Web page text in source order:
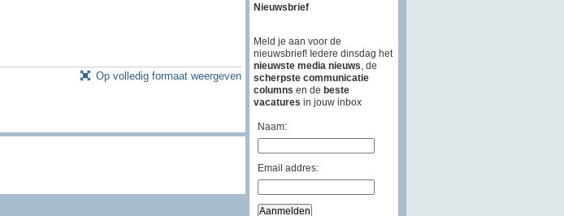
Op volledig formaat weergeven
Nieuwsbrief
Meld je aan voor de
nieuwsbrief! Iedere dinsdag het
nieuwste media nieuws , de
scherpste communicatie
columns en de beste
vacatures in jouw inbox
Naam:
Email addres: